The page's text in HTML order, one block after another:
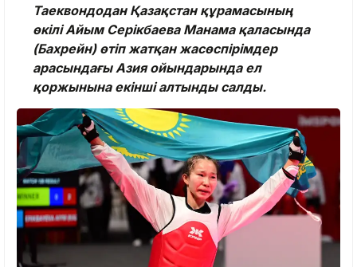
Таеквондодан Қазақстан құрамасының
өкілі Айым Серікбаева Манама қаласында
(Бахрейн) өтіп жатқан жасөспірімдер
арасындағы Азия ойындарында ел
қоржынына екінші алтынды салды.